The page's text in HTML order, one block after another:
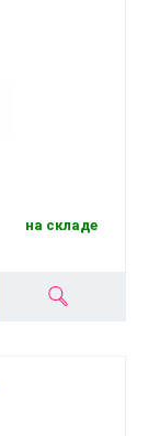
на складе